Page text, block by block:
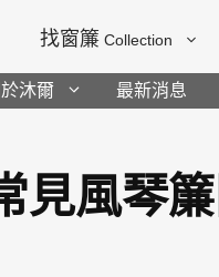
找窗簾 Collection
沐爾 最新消息
見風琴